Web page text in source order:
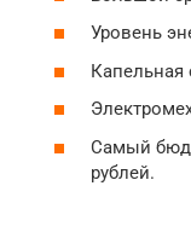
Уровень
Капельная
Самый
рублей.